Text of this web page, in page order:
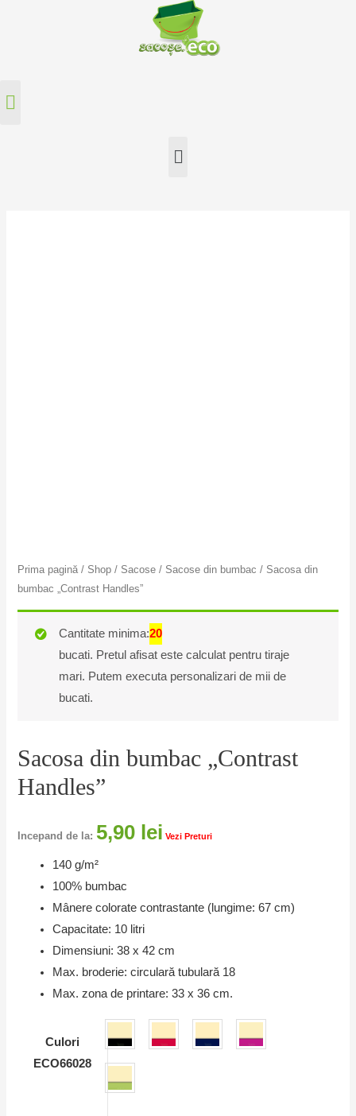
Prima pagină / Shop / Sacose / Sacose din bumbac / Sacosa din
bumbac „Contrast Handles”
Cantitate minima:20
bucati. Pretul afisat este calculat pentru tiraje
mari. Putem executa personalizari de mii de
bucati.
Sacosa din bumbac „Contrast
Handles”
Incepand de la: 5,90 lei Vezi Preturi
140 g/m²
100% bumbac
Mânere colorate contrastante (lungime: 67 cm)
Capacitate: 10 litri
Dimensiuni: 38 x 42 cm
Max. broderie: circulară tubulară 18
Max. zona de printare: 33 x 36 cm.
Culori
ECO66028